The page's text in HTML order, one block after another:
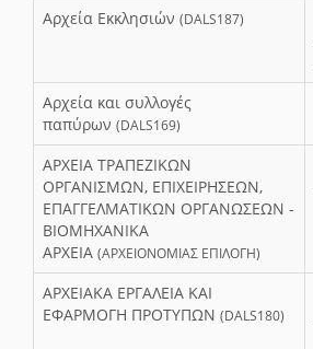
Αρχεία Εκκλησιών (DALS187)
Αρχεία και συλλογές
παπύρων (DALS169)
ΑΡΧΕΙΑ ΤΡΑΠΕΖΙΚΩΝ
ΟΡΓΑΝΙΣΜΩΝ, ΕΠΙΧΕΙΡΗΣΕΩΝ,
ΕΠΑΓΓΕΛΜΑΤΙΚΩΝ ΟΡΓΑΝΩΣΕΩΝ -
ΒΙΟΜΗΧΑΝΙΚΑ
ΑΡΧΕΙΑ (ΑΡΧΕΙΟΝΟΜΙΑΣ ΕΠΙΛΟΓΗ)
ΑΡΧΕΙΑΚΑ ΕΡΓΑΛΕΙΑ ΚΑΙ
ΕΦΑΡΜΟΓΗ ΠΡΟΤΥΠΩΝ (DALS180)